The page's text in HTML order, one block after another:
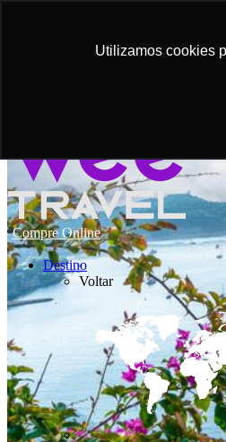
Utilizamos cookies
Compre Online
Destino
Voltar